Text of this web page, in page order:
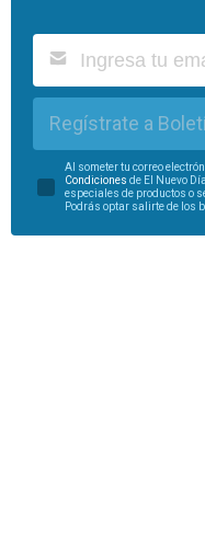
Regístrate a
Al someter tu correo
Condiciones de El Nuevo
especiales de productos o
Podrás optar salirte de los